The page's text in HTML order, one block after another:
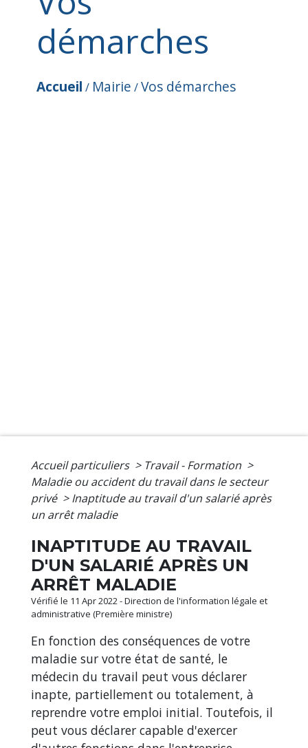
démarches
Accueil / Mairie /Vos démarches
Accueil particuliers > Travail - Formation >
Maladie ou accident du travail dans le secteur
privé > Inaptitude au travail d'un salarié après
un arrêt maladie
INAPTITUDE AU TRAVAIL
D'UN SALARIÉ APRÈS UN
ARRÊT MALADIE
Vérifié le 11 Apr 2022 - Direction de l'information légale et
administrative (Première ministre)
En fonction des conséquences de votre
maladie sur votre état de santé, le
médecin du travail peut vous déclarer
inapte, partiellement ou totalement, à
reprendre votre emploi initial. Toutefois, il
peut vous déclarer capable d'exercer